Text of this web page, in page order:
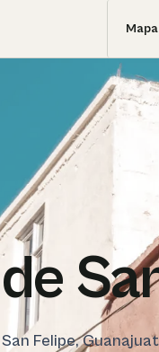
Mapa
Felipe,